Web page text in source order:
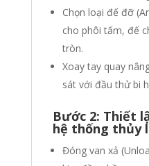
Chọn loại đế đỡ
cho phôi tấm, đế
tròn.
Xoay tay quay
sát với đầu thử bi
Bước 2: Thiết
hệ thống thủy
Đóng van xả